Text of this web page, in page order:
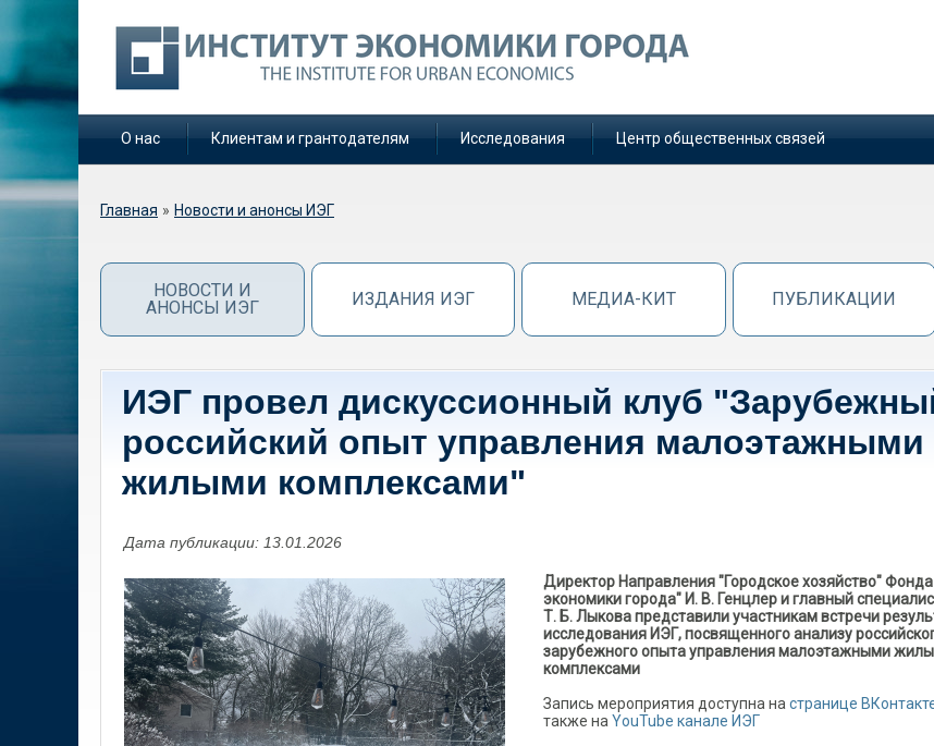
О нас Клиентам и грантодателям Исследования Центр общественных связей
Вы здесь
Главная » Новости и анонсы ИЭГ
НОВОСТИ И
АНОНСЫ ИЭГ
ИЗДАНИЯ ИЭГ МЕДИА-КИТ ПУБЛИКАЦИИ
ИЭГ провел дискуссионный клуб
российский опыт управления малоэтажными
жилыми комплексами"
Дата публикации: 13.01.2026
Директор Направления "Городское хозяйство" Фонда
экономики города" И. В. Генцлер и главный
Т. Б. Лыкова представили участникам встречи
исследования ИЭГ, посвященного анализу
зарубежного опыта управления малоэтажными
комплексами
Запись мероприятия доступна на странице
также на YouTube канале ИЭГ